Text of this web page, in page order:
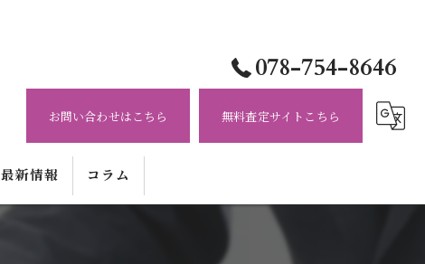
078-754-8646
お問い合わせはこちら 無料査定サイトこちら
最新情報 コラム